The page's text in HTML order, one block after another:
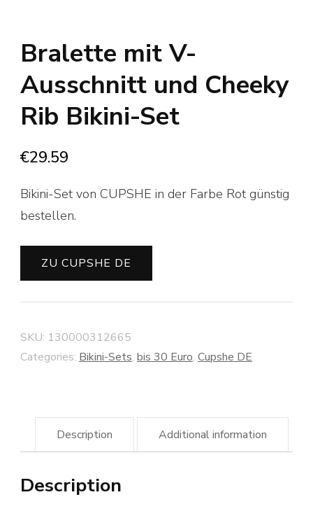
Bralette mit V-
Ausschnitt und Cheeky
Rib Bikini-Set
€29.59
Bikini-Set von CUPSHE in der Farbe Rot günstig
bestellen.
ZU CUPSHE DE
SKU: 130000312665
Categories: Bikini-Sets, bis 30 Euro, Cupshe DE
Description Additional information
Description